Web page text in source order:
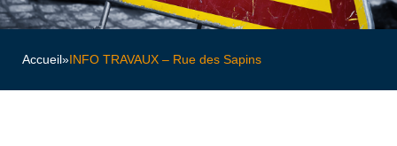
Accueil»INFO TRAVAUX – Rue des Sapins